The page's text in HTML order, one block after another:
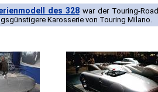
des 328war der Touring-
Karosserie von Touring Milano.